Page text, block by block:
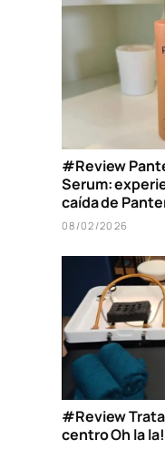
#Review
Serum:
caída de
08/02/2026
#Review
centro Oh la